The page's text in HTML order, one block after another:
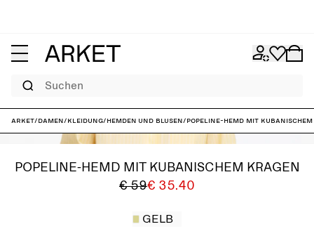
Suchen
ARKET/Damen/Kleidung/Hemden und Blusen/Popeline-Hemd mit
POPELINE-HEMD MIT KUBANISCHEM KRAGEN
€ 59€ 35.40
GELB